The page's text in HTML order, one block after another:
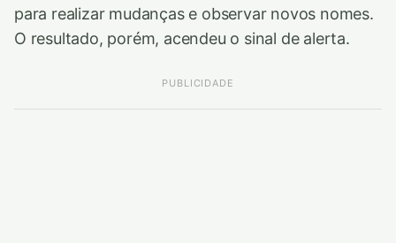
para realizar mudanças e observar novos nomes.
O resultado, porém, acendeu o sinal de alerta.
PUBLICIDADE